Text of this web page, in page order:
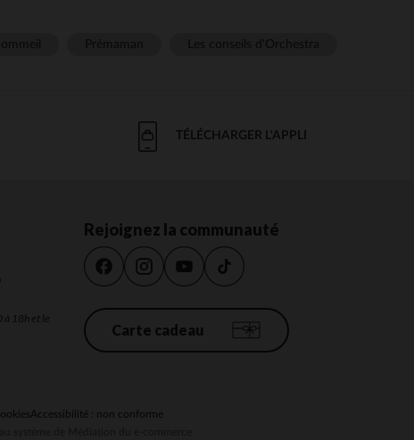
TÉLÉCHARGER L'APPLI
18h et le
Rejoignez la communauté
Carte cadeau
Accessibilité : non conforme